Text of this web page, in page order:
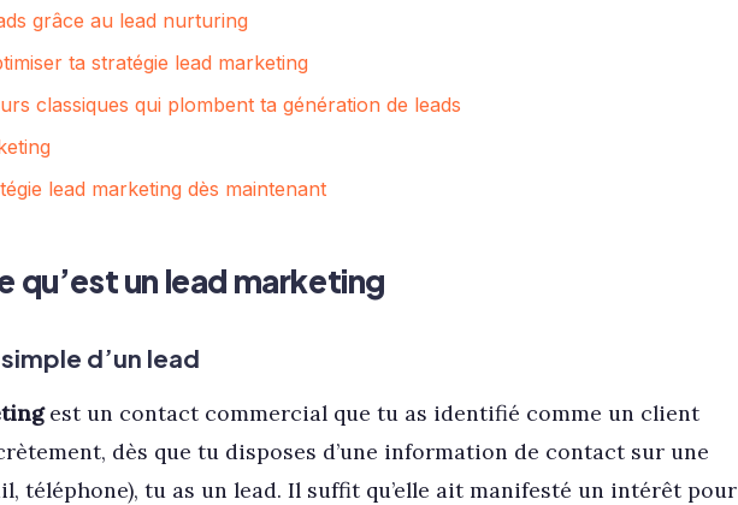
grâce au lead nurturing
ta stratégie lead marketing
classiques qui plombent ta génération de leads
lead marketing dès maintenant
qu’est un lead marketing
d’un lead
est un contact commercial que tu as identifié comme un client
dès que tu disposes d’une information de contact sur une
téléphone), tu as un lead. Il suffit qu’elle ait manifesté un intérêt pour